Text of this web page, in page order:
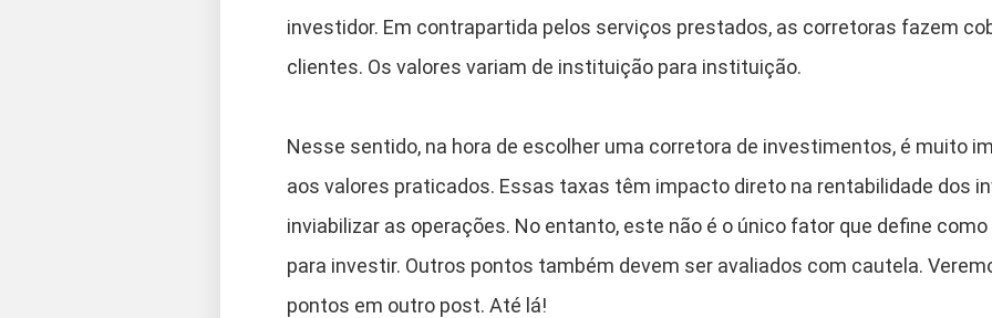
investidor. Em contrapartida pelos serviços prestados, as corretoras fazem
clientes. Os valores variam de instituição para instituição.
Nesse sentido, na hora de escolher uma corretora de investimentos, é muito
aos valores praticados. Essas taxas têm impacto direto na rentabilidade dos
inviabilizar as operações. No entanto, este não é o único fator que define
para investir. Outros pontos também devem ser avaliados com cautela.
pontos em outro post. Até lá!